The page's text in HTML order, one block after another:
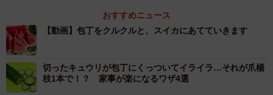
おすすめニュース
【動画】包丁をクルクルと、スイカにあてていきます
切ったキュウリが包丁にくっついてイライラ…それが爪楊
枝1本で！？ 家事が楽になるワザ4選